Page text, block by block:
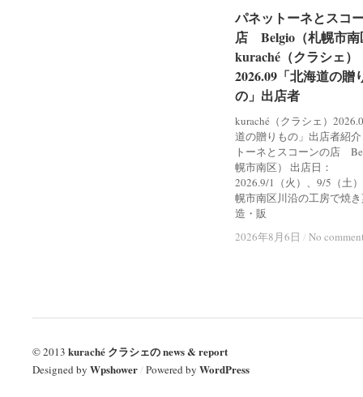
パネットーネとスコ
店 Belgio（札幌市南
kuraché（クラシェ）
2026.09「北海道の贈
の」出店者
kuraché（クラシェ）
道の贈りもの」出店者紹
トーネとスコーンの店
幌市南区） 出店日：
2026.9/1（火）、9/5（土
幌市南区川沿の工房で焼
造・販
2026年8月6日 / No
パネットーネとスコ
店 Belgio（札幌市南
kuraché（クラシェ）
2026.09「北海道の贈
の」出店者
2026年8月6日 / No
© 2013 kuraché クラシェの news & report
Designed by Wpshower/ Powered by WordPress